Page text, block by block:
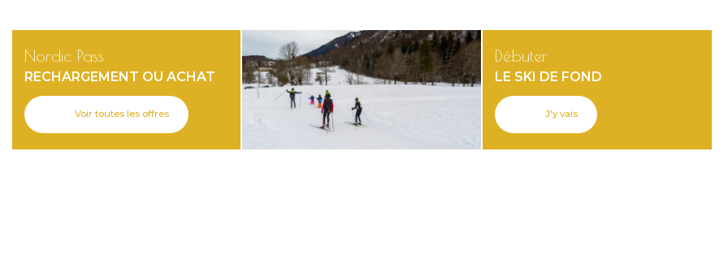
Nordic Pass
RECHARGEMENT OU ACHAT
Voir toutes les offres
Débuter
LE SKI DE FOND
J'y vais